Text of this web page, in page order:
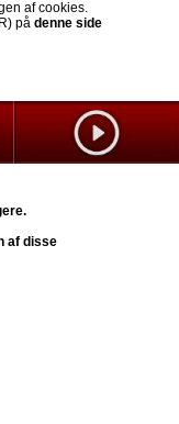
af cookies.
på denne side
af disse